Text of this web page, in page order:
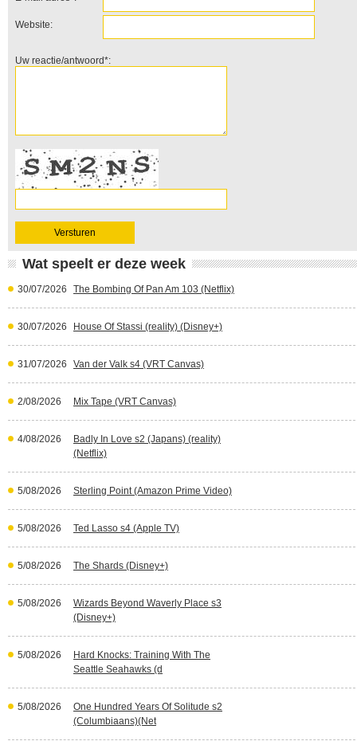
Website:
Uw reactie/antwoord*:
Wat speelt er deze week
30/07/2026 The Bombing Of Pan Am 103 (Netflix)
30/07/2026 House Of Stassi (reality) (Disney+)
31/07/2026 Van der Valk s4 (VRT Canvas)
2/08/2026 Mix Tape (VRT Canvas)
4/08/2026
Badly In Love s2 (Japans) (reality)
(Netflix)
5/08/2026 Sterling Point (Amazon Prime Video)
5/08/2026 Ted Lasso s4 (Apple TV)
5/08/2026 The Shards (Disney+)
5/08/2026
Wizards Beyond Waverly Place s3
(Disney+)
5/08/2026
Hard Knocks: Training With The
Seattle Seahawks (d
5/08/2026
One Hundred Years Of Solitude s2
(Columbiaans)(Net